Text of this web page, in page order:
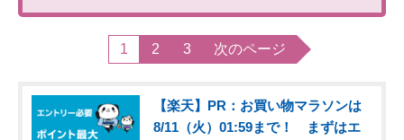
1 2 3 次のページ
【楽天】PR：お買い物マラソンは
8/11（火）01:59まで！ まずはエ